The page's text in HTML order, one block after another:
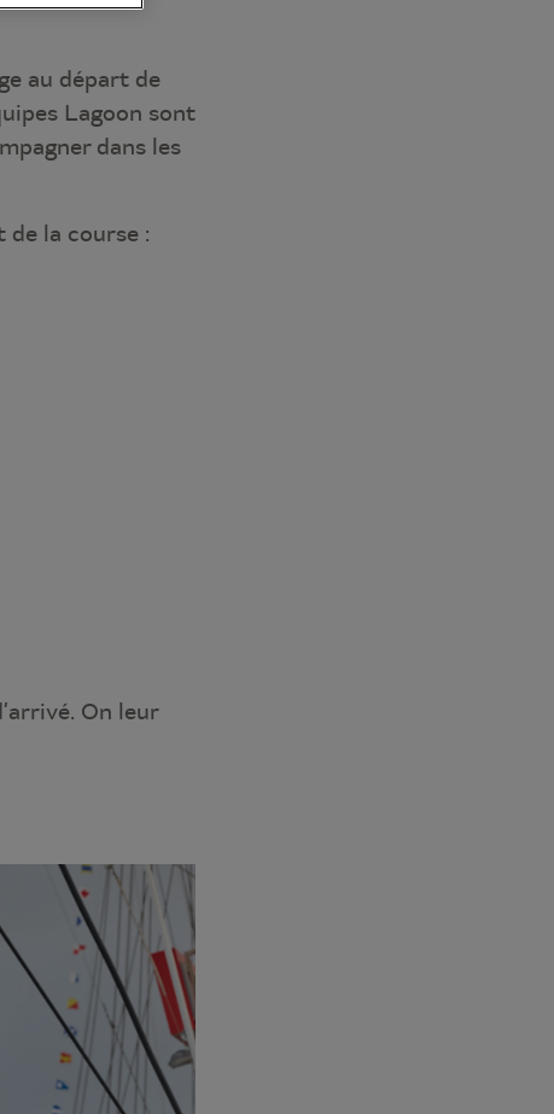
au départ de
Lagoon sont
dans les
de la course :
On leur